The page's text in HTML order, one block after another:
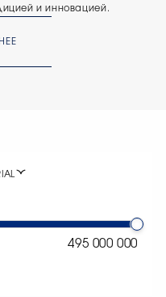
и инновацией.
495 000 000